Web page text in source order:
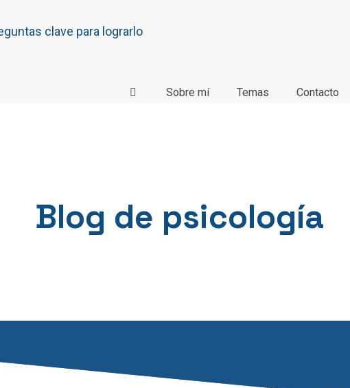
Sobre mí Temas Contacto
Blog de psicología